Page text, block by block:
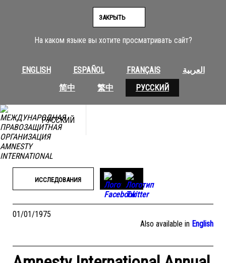
На каком языке вы хотите просматривать сайт?
ENGLISH ESPAÑOL FRANÇAIS
العربية
简中
繁中 РУССКИЙ
ЗАКРЫТЬ
РУССКИЙ
ИССЛЕДОВАНИЯ
01/01/1975
Also available in English